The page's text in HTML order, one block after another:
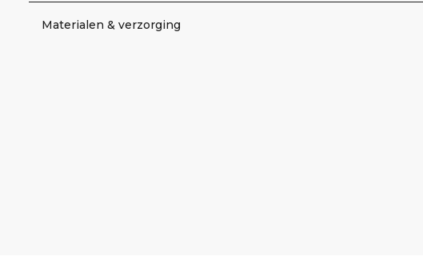
Materialen & verzorging